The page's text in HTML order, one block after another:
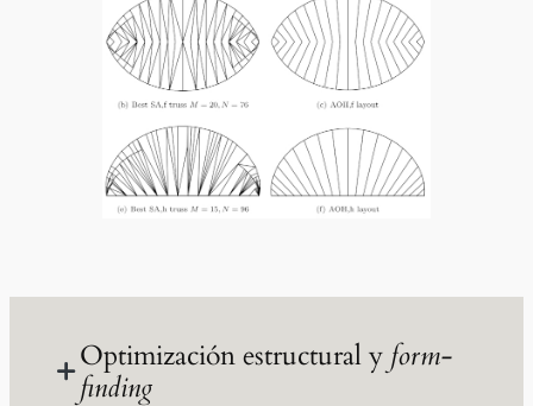
Optimización estructural y form-
finding